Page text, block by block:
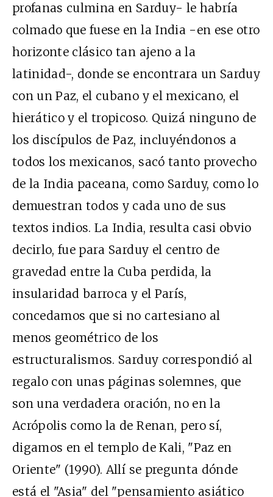
profanas culmina en Sarduy- le habría
colmado que fuese en la India -en ese otro
horizonte clásico tan ajeno a la
latinidad-, donde se encontrara un Sarduy
con un Paz, el cubano y el mexicano, el
hierático y el tropicoso. Quizá ninguno de
los discípulos de Paz, incluyéndonos a
todos los mexicanos, sacó tanto provecho
de la India paceana, como Sarduy, como lo
demuestran todos y cada uno de sus
textos indios. La India, resulta casi obvio
decirlo, fue para Sarduy el centro de
gravedad entre la Cuba perdida, la
insularidad barroca y el París,
concedamos que si no cartesiano al
menos geométrico de los
estructuralismos. Sarduy correspondió al
regalo con unas páginas solemnes, que
son una verdadera oración, no en la
Acrópolis como la de Renan, pero sí,
digamos en el templo de Kali, "Paz en
Oriente" (1990). Allí se pregunta dónde
está el "Asia" del "pensamiento asiático